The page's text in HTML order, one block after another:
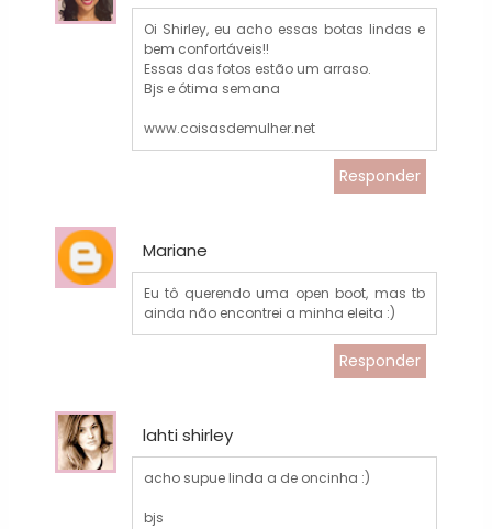
Oi Shirley, eu acho essas botas lindas e
bem confortáveis!!
Essas das fotos estão um arraso.
Bjs e ótima semana
www.coisasdemulher.net
Responder
Mariane
Eu tô querendo uma open boot, mas tb
ainda não encontrei a minha eleita :)
Responder
lahti shirley
acho supue linda a de oncinha :)
bjs